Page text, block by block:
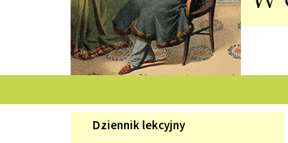
Menu
Dziennik lekcyjny